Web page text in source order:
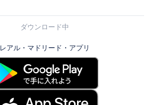
ダウンロード中
レアル・マドリード・アプリ